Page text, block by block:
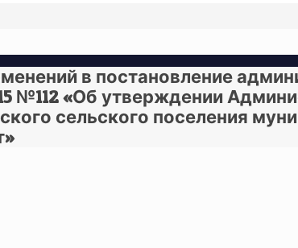
в постановление
№112 «Об утверждении
сельского поселения